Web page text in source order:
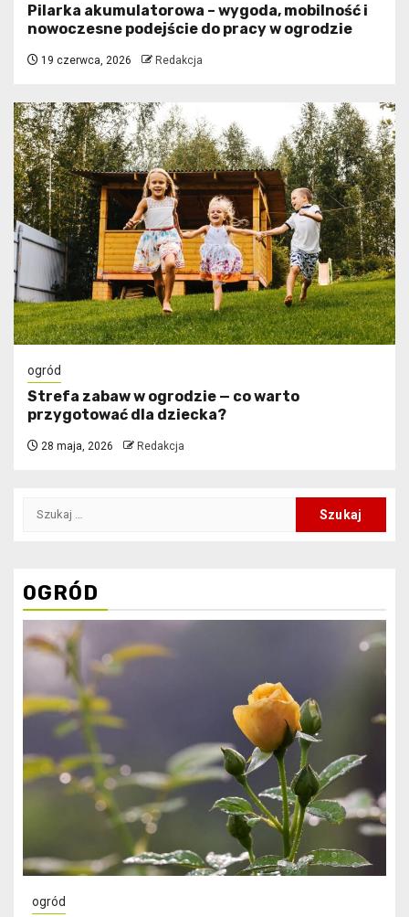
Pilarka akumulatorowa – wygoda, mobilność i
nowoczesne podejście do pracy w ogrodzie
19 czerwca, 2026 Redakcja
ogród
Strefa zabaw w ogrodzie — co warto
przygotować dla dziecka?
28 maja, 2026 Redakcja
Szukaj:
OGRÓD
ogród